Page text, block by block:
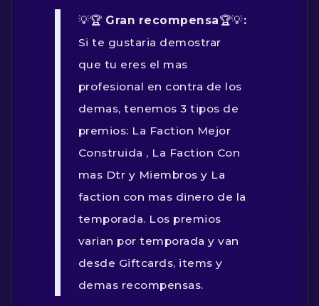
💡🏆 Gran recompensa🏆💡:
Si te gustaria demostrar
que tu eres el mas
profesional en contra de los
demas, tenemos 3 tipos de
premios: La Faction Mejor
Construida , La Faction Con
mas Dtr y Miembros y La
faction con mas dinero de la
temporada. Los premios
varian por temporada y van
desde Giftcards, items y
demas recompensas.